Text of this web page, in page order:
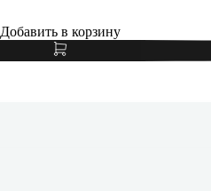
Добавить в корзину